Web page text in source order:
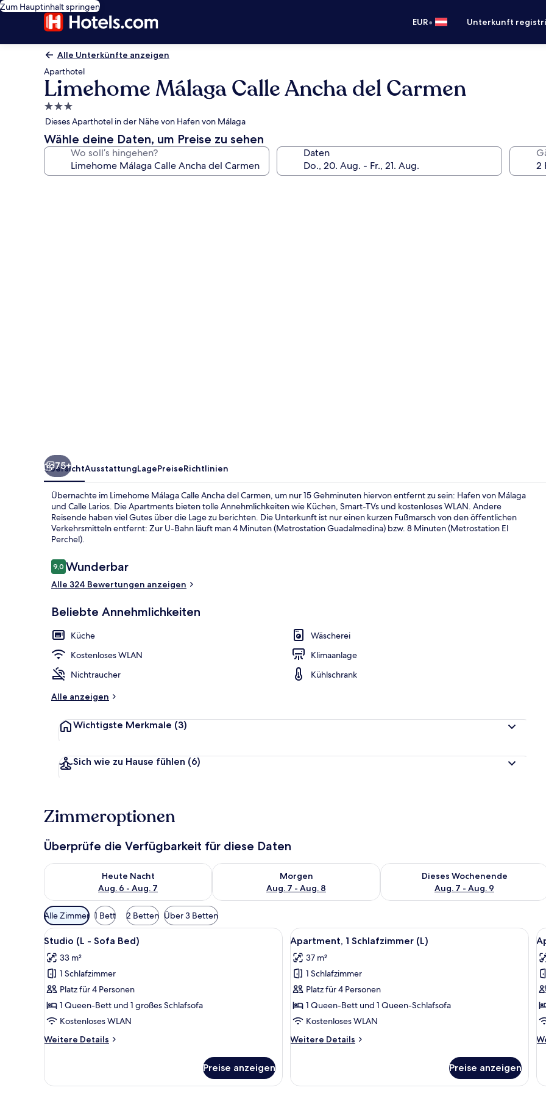
Zum Hauptinhalt springen
EUR• Unterkunft
Alle Unterkünfte anzeigen
Aparthotel
Limehome Málaga Calle Ancha del Carmen
3.0-
Sterne-
Unterkunft
Dieses Aparthotel in der Nähe von Hafen von Málaga
Wähle deine Daten, um Preise zu sehen
Wo soll’s hingehen? Daten
Apartment,
75+
ÜbersichtAusstattungLagePreiseRichtlinien
Übernachte im Limehome Málaga Calle Ancha del Carmen, um nur 15 Gehminuten hiervon entfernt zu sein: Hafen von Málaga
und Calle Larios. Die Apartments bieten tolle Annehmlichkeiten wie Küchen, Smart-TVs und kostenloses WLAN. Andere
Reisende haben viel Gutes über die Lage zu berichten. Die Unterkunft ist nur einen kurzen Fußmarsch von den öffentlichen
Verkehrsmitteln entfernt: Zur U-Bahn läuft man 4 Minuten (Metrostation Guadalmedina) bzw. 8 Minuten (Metrostation El
Perchel).
Bewertungen
9,09,0 von 10.
Wunderbar
Alle 324 Bewertungen anzeigen
Beliebte Annehmlichkeiten
Küche
Wäscherei
Kostenloses WLAN
Klimaanlage
Nichtraucher
Kühlschrank
Alle anzeigen
Wichtigste Merkmale (3)
Sich wie zu Hause fühlen (6)
Zimmeroptionen
Überprüfe die Verfügbarkeit für diese Daten
Heute Nacht
Aug. 6 - Aug. 7
Überprüfe die Verfügbarkeit für heute Nacht, Aug. 6 - Aug. 7.
Morgen
Aug. 7 - Aug. 8
Überprüfe die Verfügbarkeit für morgen, Aug. 7 - Aug. 8.
Dieses Wochenende
Aug. 7 - Aug. 9
Überprüfe die Verfügbarkeit für
Verfügbare
Filter
für
Zimmer
Alle Zimmer 1 Bett 2 Betten Über 3 Betten
Alle
Fotos
für
Studio
(L
-
Sofa
anzeigen
Ein modernes Schlafzimmer mit einem großen Bett, einer Bank und zwei mit Vorhängen versehenen
11
Studio (L - Sofa Bed)
33 m²
1 Schlafzimmer
Platz für 4 Personen
1 Queen-Bett und 1 großes Schlafsofa
Kostenloses WLAN
Weitere Details
Weitere
(L
Preise anzeigen
Alle
Fotos
für
Apartment,
1
Schlafzimmer
(L)
Ein modernes Wohnzimmer mit
15
Apartment, 1 Schlafzimmer (L)
37 m²
1 Schlafzimmer
Platz für 4 Personen
1 Queen-Bett und 1 Queen-Schlafsofa
Kostenloses WLAN
Weitere Details
Weitere
1
Preise anzeigen
1
1